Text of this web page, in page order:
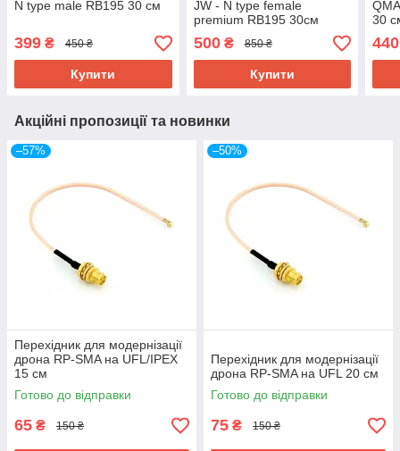
N type male RB195 30 см
399 ₴ 450 ₴
Купити
JW - N type female
premium RB195 30см
500₴ 850 ₴
Купити
30
440
Акційні пропозиції та новинки
–57%
Перехідник для модернізації
дрона RP-SMA на UFL/IPEX
15 см
Готово до відправки
65 ₴ 150 ₴
–50%
Перехідник для модернізації
дрона RP-SMA на UFL 20 см
Готово до відправки
75 ₴ 150 ₴